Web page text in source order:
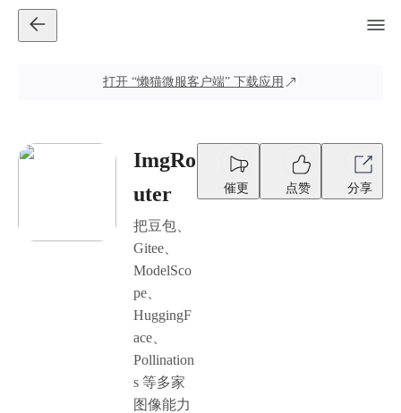
打开 “懒猫微服客户端” 下载应用
ImgRo
uter
把豆包、
Gitee、
ModelSco
pe、
HuggingF
ace、
Pollination
s 等多家
图像能力
催更 点赞 分享